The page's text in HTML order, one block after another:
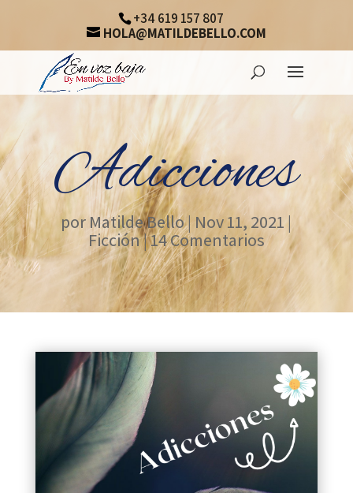
+34 619 157 807
HOLA@MATILDEBELLO.COM
Adicciones
porMatilde Bello| Nov 11, 2021 |
Ficción|14 Comentarios